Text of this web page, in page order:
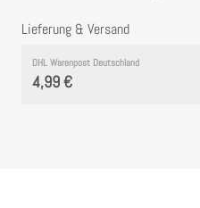
Lieferung & Versand
DHL Warenpost Deutschland
4,99 €